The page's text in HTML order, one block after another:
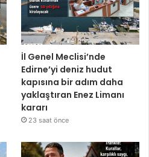
İl Genel Meclisi’nde
Edirne’yi deniz hudut
kapısına bir adım daha
yaklaştıran Enez Limanı
kararı
23 saat önce